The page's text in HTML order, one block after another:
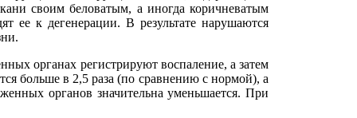
своим беловатым, а иногда коричневатым
ее к дегенерации. В результате нарушаются
органах регистрируют воспаление, а затем
больше в 2,5 раза (по сравнению с нормой), а
органов значительна уменьшается. При